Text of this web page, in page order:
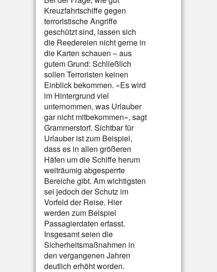
Kreuzfahrtschiffe gegen
terroristische Angriffe
geschützt sind, lassen sich
die Reedereien nicht gerne in
die Karten schauen – aus
gutem Grund: Schließlich
sollen Terroristen keinen
Einblick bekommen. «Es wird
im Hintergrund viel
unternommen, was Urlauber
gar nicht mitbekommen», sagt
Grammerstorf. Sichtbar für
Urlauber ist zum Beispiel,
dass es in allen größeren
Häfen um die Schiffe herum
weiträumig abgesperrte
Bereiche gibt. Am wichtigsten
sei jedoch der Schutz im
Vorfeld der Reise. Hier
werden zum Beispiel
Passagierdaten erfasst.
Insgesamt seien die
Sicherheitsmaßnahmen in
den vergangenen Jahren
deutlich erhöht worden.